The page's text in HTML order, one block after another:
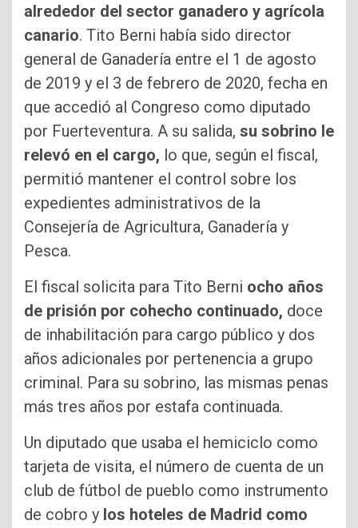
alrededor del sector ganadero y agrícola
canario. Tito Berni había sido director
general de Ganadería entre el 1 de agosto
de 2019 y el 3 de febrero de 2020, fecha en
que accedió al Congreso como diputado
por Fuerteventura. A su salida, su sobrino le
relevó en el cargo, lo que, según el fiscal,
permitió mantener el control sobre los
expedientes administrativos de la
Consejería de Agricultura, Ganadería y
Pesca.
El fiscal solicita para Tito Berni ocho años
de prisión por cohecho continuado, doce
de inhabilitación para cargo público y dos
años adicionales por pertenencia a grupo
criminal. Para su sobrino, las mismas penas
más tres años por estafa continuada.
Un diputado que usaba el hemiciclo como
tarjeta de visita, el número de cuenta de un
club de fútbol de pueblo como instrumento
de cobro y los hoteles de Madrid como